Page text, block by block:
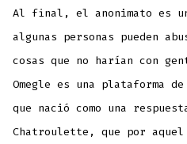
Al final, el anonimato es
algunas personas pueden
cosas que no harían con
Omegle es una plataforma
que nació como una
Chatroulette, que por aquel